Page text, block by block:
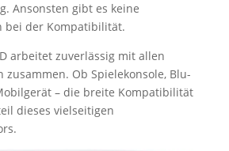
Ansonsten gibt es keine
bei der Kompatibilität.
arbeitet zuverlässig mit allen
zusammen. Ob Spielekonsole, Blu-
– die breite Kompatibilität
dieses vielseitigen